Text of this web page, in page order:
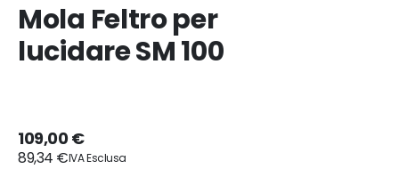
Mola Feltro per
lucidare SM 100
109,00 €
89,34 €